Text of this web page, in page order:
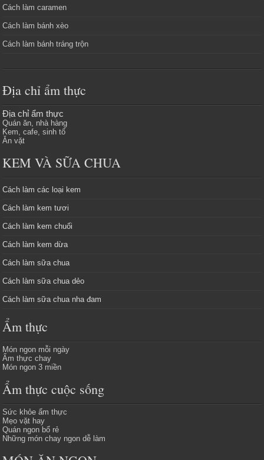
Cách làm caramen
Cách làm bánh xèo
Cách làm bánh tráng trộn
Địa chỉ ẩm thực
Địa chỉ ẩm thực
Quán ăn, nhà hàng
Kem, cafe, sinh tố
Ăn vặt
KEM VÀ SỮA CHUA
Cách làm các loại kem
Cách làm kem tươi
Cách làm kem chuối
Cách làm kem dừa
Cách làm sữa chua
Cách làm sữa chua dẻo
Cách làm sữa chua nha đam
Ẩm thực
Món ngon mỗi ngày
Ẩm thực chay
Món ngon 3 miền
Ẩm thực cuộc sống
Sức khỏe ẩm thực
Mẹo vặt hay
Quán ngon bổ rẻ
Những món chay ngon dễ làm